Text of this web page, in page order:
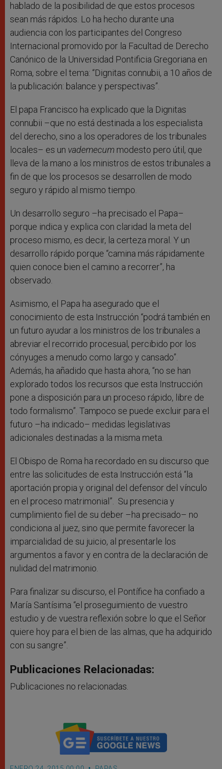
hablado de la posibilidad de que estos procesos
sean más rápidos. Lo ha hecho durante una
audiencia con los participantes del Congreso
Internacional promovido por la Facultad de Derecho
Canónico de la Universidad Pontificia Gregoriana en
Roma, sobre el tema: “Dignitas connubii, a 10 años de
la publicación: balance y perspectivas”.
El papa Francisco ha explicado que la Dignitas
connubii –que no está destinada a los especialista
del derecho, sino a los operadores de los tribunales
locales– es un vademecum modesto pero útil, que
lleva de la mano a los ministros de estos tribunales a
fin de que los procesos se desarrollen de modo
seguro y rápido al mismo tiempo.
Un desarrollo seguro –ha precisado el Papa–
porque indica y explica con claridad la meta del
proceso mismo, es decir, la certeza moral. Y un
desarrollo rápido porque “camina más rápidamente
quien conoce bien el camino a recorrer”, ha
observado.
Asimismo, el Papa ha asegurado que el
conocimiento de esta Instrucción “podrá también en
un futuro ayudar a los ministros de los tribunales a
abreviar el recorrido procesual, percibido por los
cónyuges a menudo como largo y cansado”.
Además, ha añadido que hasta ahora, “no se han
explorado todos los recursos que esta Instrucción
pone a disposición para un proceso rápido, libre de
todo formalismo”. Tampoco se puede excluir para el
futuro –ha indicado– medidas legislativas
adicionales destinadas a la misma meta.
El Obispo de Roma ha recordado en su discurso que
entre las solicitudes de esta Instrucción está “la
aportación propia y original del defensor del vínculo
en el proceso matrimonial”. Su presencia y
cumplimiento fiel de su deber –ha precisado– no
condiciona al juez, sino que permite favorecer la
imparcialidad de su juicio, al presentarle los
argumentos a favor y en contra de la declaración de
nulidad del matrimonio.
Para finalizar su discurso, el Pontífice ha confiado a
María Santísima “el proseguimiento de vuestro
estudio y de vuestra reflexión sobre lo que el Señor
quiere hoy para el bien de las almas, que ha adquirido
con su sangre”.
Publicaciones Relacionadas:
Publicaciones no relacionadas.